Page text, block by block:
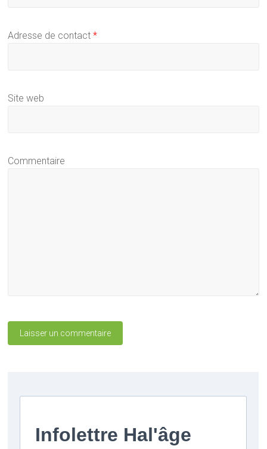
Adresse de contact*
Site web
Commentaire